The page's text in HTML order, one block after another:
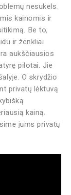
nesukels.
kainomis ir
Be to,
ir ženkliai
aukščiausios
pilotai. Jie
O skrydžio
privatų lėktuvą
kainą.
jums privatų